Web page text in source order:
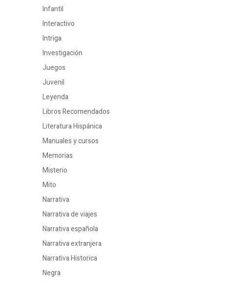
Infantil
Interactivo
Intriga
Investigación
Juegos
Juvenil
Leyenda
Libros Recomendados
Literatura Hispánica
Manuales y cursos
Memorias
Misterio
Mito
Narrativa
Narrativa de viajes
Narrativa española
Narrativa extranjera
Narrativa Historica
Negra